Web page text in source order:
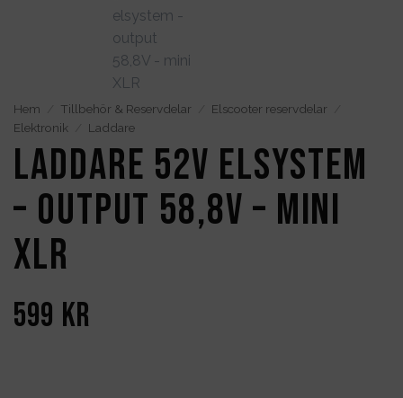
Hem Tillbehör & Reservdelar Elscooter reservdelar
Elektronik
Laddare
Laddare 52V elsystem
– output 58,8V – mini
XLR
599 kr